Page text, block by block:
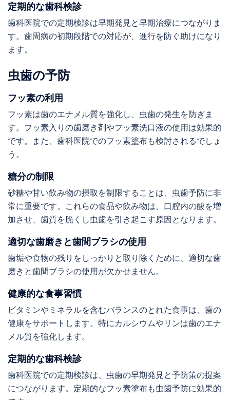
定期的な歯科検診
歯科医院での定期検診は早期発見と早期治療につながりま
す。歯周病の初期段階での対応が、進行を防ぐ助けになり
ます。
虫歯の予防
フッ素の利用
フッ素は歯のエナメル質を強化し、虫歯の発生を防ぎま
す。フッ素入りの歯磨き剤やフッ素洗口液の使用は効果的
です。また、歯科医院でのフッ素塗布も検討されるでしょ
う。
糖分の制限
砂糖や甘い飲み物の摂取を制限することは、虫歯予防に非
常に重要です。これらの食品や飲み物は、口腔内の酸を増
加させ、歯質を脆くし虫歯を引き起こす原因となります。
適切な歯磨きと歯間ブラシの使用
歯垢や食物の残りをしっかりと取り除くために、適切な歯
磨きと歯間ブラシの使用が欠かせません。
健康的な食事習慣
ビタミンやミネラルを含むバランスのとれた食事は、歯の
健康をサポートします。特にカルシウムやリンは歯のエナ
メル質を強化します。
定期的な歯科検診
歯科医院での定期検診は、虫歯の早期発見と予防策の提案
につながります。定期的なフッ素塗布も虫歯予防に効果的